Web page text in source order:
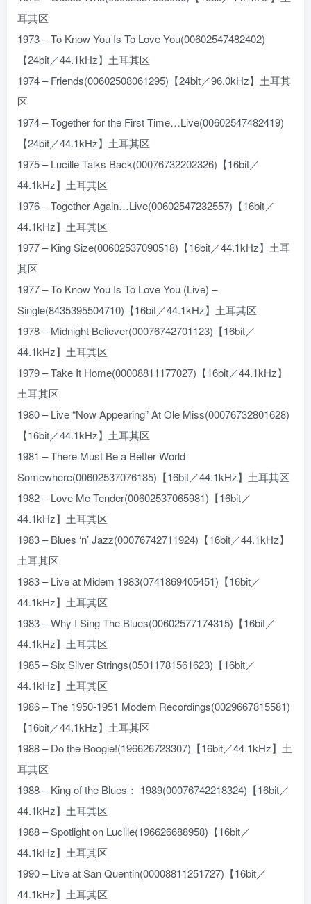
耳其区
1973 – To Know You Is To Love You(00602547482402)
【24bit／44.1kHz】土耳其区
1974 – Friends(00602508061295)【24bit／96.0kHz】土耳其
区
1974 – Together for the First Time…Live(00602547482419)
【24bit／44.1kHz】土耳其区
1975 – Lucille Talks Back(00076732202326)【16bit／
44.1kHz】土耳其区
1976 – Together Again…Live(00602547232557)【16bit／
44.1kHz】土耳其区
1977 – King Size(00602537090518)【16bit／44.1kHz】土耳
其区
1977 – To Know You Is To Love You (Live) –
Single(8435395504710)【16bit／44.1kHz】土耳其区
1978 – Midnight Believer(00076742701123)【16bit／
44.1kHz】土耳其区
1979 – Take It Home(00008811177027)【16bit／44.1kHz】
土耳其区
1980 – Live “Now Appearing” At Ole Miss(00076732801628)
【16bit／44.1kHz】土耳其区
1981 – There Must Be a Better World
Somewhere(00602537076185)【16bit／44.1kHz】土耳其区
1982 – Love Me Tender(00602537065981)【16bit／
44.1kHz】土耳其区
1983 – Blues ‘n’ Jazz(00076742711924)【16bit／44.1kHz】
土耳其区
1983 – Live at Midem 1983(0741869405451)【16bit／
44.1kHz】土耳其区
1983 – Why I Sing The Blues(00602577174315)【16bit／
44.1kHz】土耳其区
1985 – Six Silver Strings(05011781561623)【16bit／
44.1kHz】土耳其区
1986 – The 1950-1951 Modern Recordings(0029667815581)
【16bit／44.1kHz】土耳其区
1988 – Do the Boogie!(196626723307)【16bit／44.1kHz】土
耳其区
1988 – King of the Blues： 1989(00076742218324)【16bit／
44.1kHz】土耳其区
1988 – Spotlight on Lucille(196626688958)【16bit／
44.1kHz】土耳其区
1990 – Live at San Quentin(00008811251727)【16bit／
44.1kHz】土耳其区